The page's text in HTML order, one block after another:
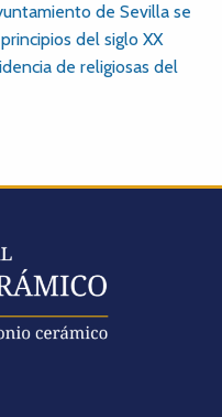
de Sevilla se
del siglo XX
de religiosas del